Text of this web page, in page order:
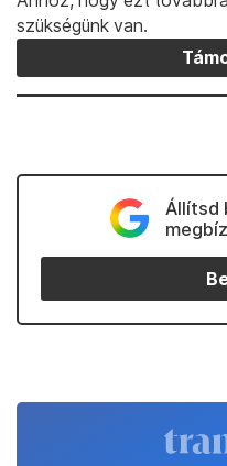
szükségünk van.
Állítsd